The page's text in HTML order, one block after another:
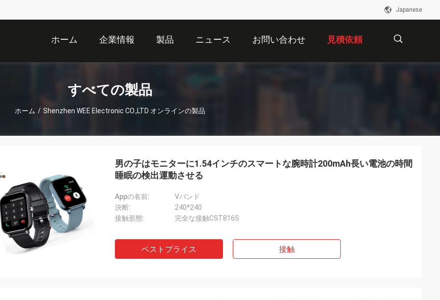
Japanese
ホーム 企業情報 製品 ニュース お問い合わせ 見積依頼
すべての製品
ホーム / Shenzhen WEE Electronic CO.,LTD オンラインの製品
男の子はモニターに1.54インチのスマートな腕時計200mAh長い電池の時間
睡眠の検出運動させる
Appの名前:
Vバンド
決断:
240*240
接触形態:
完全な接触CST816S
ベストプライス 接触